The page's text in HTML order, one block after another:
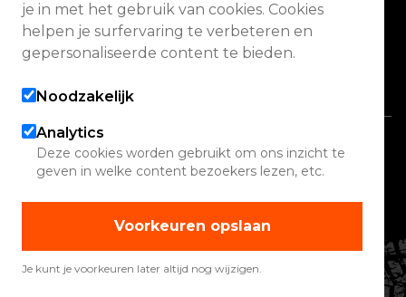
Vandaag geopend van 09:00 - 13:00
(werkplaats gesloten)
Copyright 2026 Quadwinkel
Cookie instellingen
Contact
Werelden
je in met het gebruik van cookies. Cookies
helpen je surfervaring te verbeteren en
gepersonaliseerde content te bieden.
Noodzakelijk
Analytics
Deze cookies worden gebruikt om ons inzicht te
geven in welke content bezoekers lezen, etc.
Voorkeuren opslaan
Je kunt je voorkeuren later altijd nog wijzigen.